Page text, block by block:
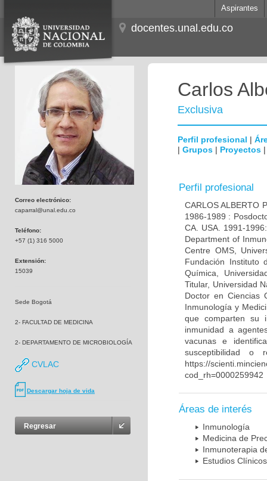
Aspirantes
docentes.unal.edu.co
Correo electrónico:
caparral@unal.edu.co
Teléfono:
+57 (1) 316 5000
Extensión:
15039
Sede Bogotá
2- FACULTAD DE MEDICINA
2- DEPARTAMENTO DE MICROBIOLOGÍA
CVLAC
Descargar hoja de vida
Regresar
Carlos
Exclusiva
Perfil profesional |
| Grupos | Proyectos
Perfil profesional
CARLOS ALBERTO
1986-1989 :
CA. USA. 1991-
Department of
Centre OMS,
Fundación Instituto
Química,
Titular, Universidad
Doctor en Ciencias
Inmunología y
que comparten su
inmunidad a
vacunas e
susceptibilidad o
https://
cod_rh=0000259942
Áreas de interés
Inmunología
Medicina de
Inmunoterapia
Estudios Clínicos